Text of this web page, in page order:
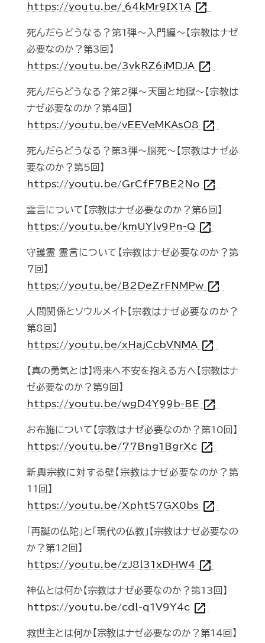
https://youtu.be/_64kMr9IX1A open_in_new
死んだらどうなる？第1弾～入門編～【宗教はナゼ
必要なのか？第3回】
https://youtu.be/3vkRZ6iMDJA open_in_new
死んだらどうなる？第2弾～天国と地獄～【宗教は
ナゼ必要なのか？第4回】
https://youtu.be/vEEVeMKAsO8 open_in_new
死んだらどうなる？第3弾～脳死～【宗教はナゼ必
要なのか？第5回】
https://youtu.be/GrCfF7BE2No open_in_new
霊言について【宗教はナゼ必要なのか？第6回】
https://youtu.be/kmUYlv9Pn-Q open_in_new
守護霊 霊言について【宗教はナゼ必要なのか？第
7回】
https://youtu.be/B2DeZrFNMPw open_in_new
人間関係とソウルメイト【宗教はナゼ必要なのか？
第8回】
https://youtu.be/xHajCcbVNMA open_in_new
【真の勇気とは】将来へ不安を抱える方へ【宗教はナ
ゼ必要なのか？第9回】
https://youtu.be/wgD4Y99b-BE open_in_new
お布施について【宗教はナゼ必要なのか？第10回】
https://youtu.be/77Bng1BgrXc open_in_new
新興宗教に対する壁【宗教はナゼ必要なのか？第
11回】
https://youtu.be/XphtS7GX0bs open_in_new
「再誕の仏陀」と「現代の仏教」【宗教はナゼ必要なの
か？第12回】
https://youtu.be/zJ8l31xDHW4 open_in_new
神仏とは何か【宗教はナゼ必要なのか？第13回】
https://youtu.be/cdl-q1V9Y4c open_in_new
救世主とは何か【宗教はナゼ必要なのか？第14回】